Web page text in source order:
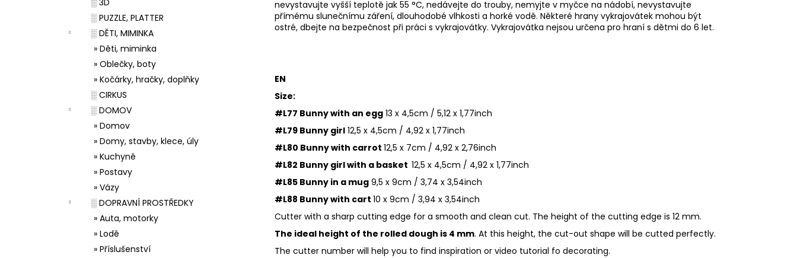
░ 3D
░ PUZZLE, PLATTER
░ DĚTI, MIMINKA
» Děti, miminka
» Oblečky, boty
» Kočárky, hračky, doplňky
░ CIRKUS
░ DOMOV
» Domov
» Domy, stavby, klece, úly
» Kuchyně
» Postavy
» Vázy
░ DOPRAVNÍ PROSTŘEDKY
» Auta, motorky
» Lodě
» Příslušenství
nevystavujte vyšší teplotě jak 55 °C, nedávejte do trouby, nemyjte v myčce na nádobí, nevystavujte
přímému slunečnímu záření, dlouhodobé vlhkosti a horké vodě. Některé hrany vykrajovátek mohou být
ostré, dbejte na bezpečnost při práci s vykrajovátky. Vykrajovátka nejsou určena pro hraní s dětmi do 6 let.
EN
Size:
#L77 Bunny with an egg 13 x 4,5cm / 5,12 x 1,77inch
#L79 Bunny girl 12,5 x 4,5cm / 4,92 x 1,77inch
#L80 Bunny with carrot 12,5 x 7cm / 4,92 x 2,76inch
#L82 Bunny girl with a basket 12,5 x 4,5cm / 4,92 x 1,77inch
#L85 Bunny in a mug 9,5 x 9cm / 3,74 x 3,54inch
#L88 Bunny with cart 10 x 9cm / 3,94 x 3,54inch
Cutter with a sharp cutting edge for a smooth and clean cut. The height of the cutting edge is 12 mm.
The ideal height of the rolled dough is 4 mm. At this height, the cut-out shape will be cutted perfectly.
The cutter number will help you to find inspiration or video tutorial fo decorating.